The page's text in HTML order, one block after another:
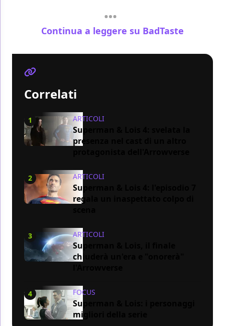
Continua a leggere su BadTaste
Correlati
1 ARTICOLI
Superman & Lois 4: svelata la
presenza nel cast di un altro
2 ARTICOLI
Superman & Lois 4: l'episodio 7
regala un inaspettato colpo di
3 ARTICOLI
Superman & Lois, il finale
chiuderà un'era e "onorerà"
4 FOCUS
Superman & Lois: i personaggi
migliori della serie